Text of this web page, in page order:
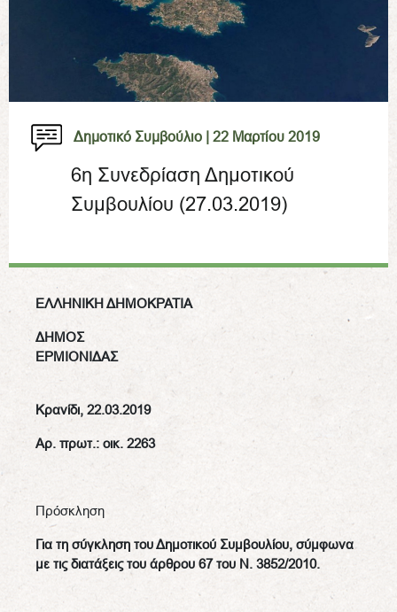
Δημοτικό Συμβούλιο | 22 Μαρτίου 2019
6η Συνεδρίαση Δημοτικού
Συμβουλίου (27.03.2019)
ΕΛΛΗΝΙΚΗ ΔΗΜΟΚΡΑΤΙΑ
ΔΗΜΟΣ
ΕΡΜΙΟΝΙΔΑΣ
Κρανίδι, 22.03.2019
Αρ. πρωτ.: οικ. 2263
Πρόσκληση
Για τη σύγκληση του Δημοτικού Συμβουλίου, σύμφωνα
με τις διατάξεις του άρθρου 67 του Ν. 3852/2010.